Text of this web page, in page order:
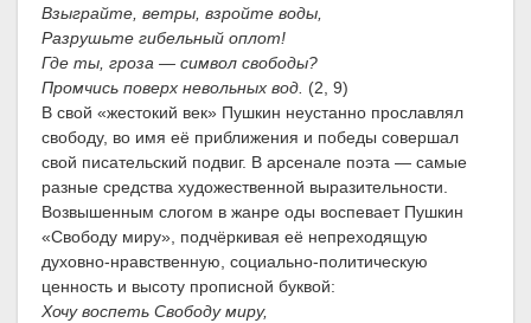
Взыграйте, ветры, взройте воды,
Разрушьте гибельный оплот!
Где ты, гроза — символ свободы?
Промчись поверх невольных вод. (2, 9)
В свой «жестокий век» Пушкин неустанно прославлял
свободу, во имя её приближения и победы совершал
свой писательский подвиг. В арсенале поэта — самые
разные средства художественной выразительности.
Возвышенным слогом в жанре оды воспевает Пушкин
«Свободу миру», подчёркивая её непреходящую
духовно-нравственную, социально-политическую
ценность и высоту прописной буквой:
Хочу воспеть Свободу миру,